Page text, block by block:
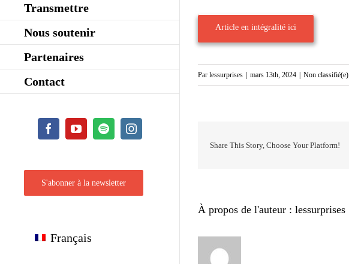
Transmettre
Nous soutenir
Partenaires
Contact
FacebookYouTubeSpotifyInstagram
S'abonner à la newsletter
Français
Article en intégralité ici
Par lessurprises mars 13th, 2024 Non classifié(e)
Share This Story, Choose Your Platform!
À propos de l'auteur : lessurprises